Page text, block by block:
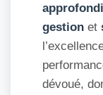
gestion et
dévoué,